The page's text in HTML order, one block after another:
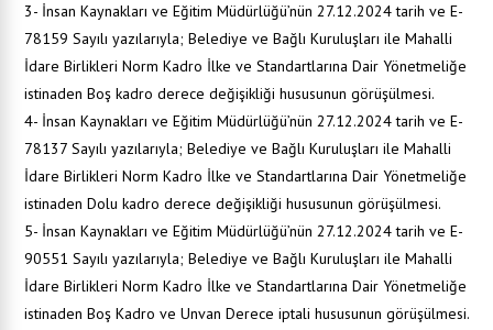
3- İnsan Kaynakları ve Eğitim Müdürlüğü’nün 27.12.2024 tarih ve E-
78159 Sayılı yazılarıyla; Belediye ve Bağlı Kuruluşları ile Mahalli
İdare Birlikleri Norm Kadro İlke ve Standartlarına Dair Yönetmeliğe
istinaden Boş kadro derece değişikliği hususunun görüşülmesi.
4- İnsan Kaynakları ve Eğitim Müdürlüğü’nün 27.12.2024 tarih ve E-
78137 Sayılı yazılarıyla; Belediye ve Bağlı Kuruluşları ile Mahalli
İdare Birlikleri Norm Kadro İlke ve Standartlarına Dair Yönetmeliğe
istinaden Dolu kadro derece değişikliği hususunun görüşülmesi.
5- İnsan Kaynakları ve Eğitim Müdürlüğü’nün 27.12.2024 tarih ve E-
90551 Sayılı yazılarıyla; Belediye ve Bağlı Kuruluşları ile Mahalli
İdare Birlikleri Norm Kadro İlke ve Standartlarına Dair Yönetmeliğe
istinaden Boş Kadro ve Unvan Derece iptali hususunun görüşülmesi.